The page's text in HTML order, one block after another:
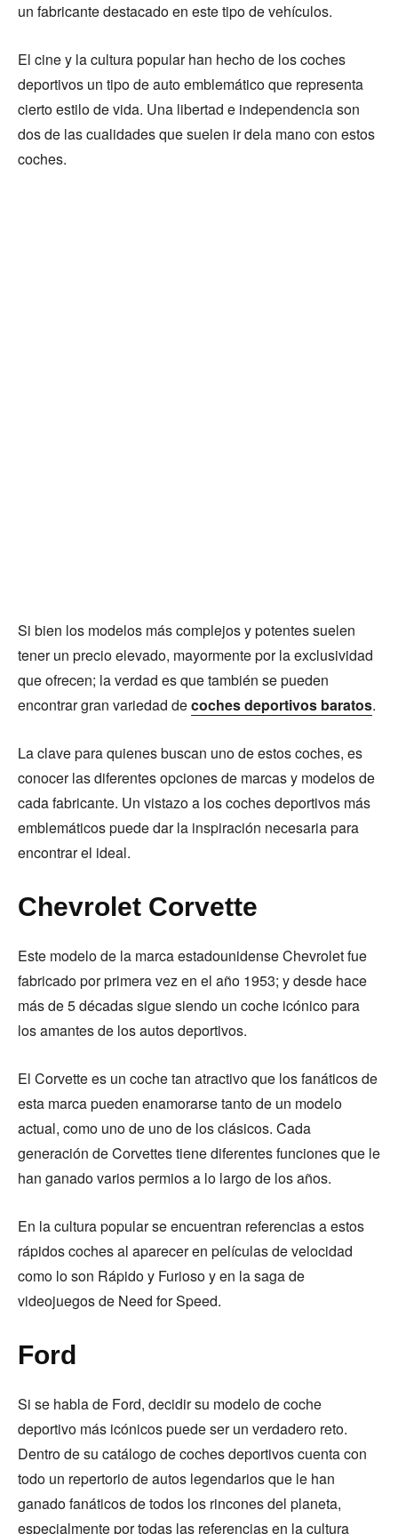
un fabricante destacado en este tipo de vehículos.
El cine y la cultura popular han hecho de los coches
deportivos un tipo de auto emblemático que representa
cierto estilo de vida. Una libertad e independencia son
dos de las cualidades que suelen ir dela mano con estos
coches.
Si bien los modelos más complejos y potentes suelen
tener un precio elevado, mayormente por la exclusividad
que ofrecen; la verdad es que también se pueden
encontrar gran variedad decoches deportivos baratos.
La clave para quienes buscan uno de estos coches, es
conocer las diferentes opciones de marcas y modelos de
cada fabricante. Un vistazo a los coches deportivos más
emblemáticos puede dar la inspiración necesaria para
encontrar el ideal.
Chevrolet Corvette
Este modelo de la marca estadounidense Chevrolet fue
fabricado por primera vez en el año 1953; y desde hace
más de 5 décadas sigue siendo un coche icónico para
los amantes de los autos deportivos.
El Corvette es un coche tan atractivo que los fanáticos de
esta marca pueden enamorarse tanto de un modelo
actual, como uno de uno de los clásicos. Cada
generación de Corvettes tiene diferentes funciones que le
han ganado varios permios a lo largo de los años.
En la cultura popular se encuentran referencias a estos
rápidos coches al aparecer en películas de velocidad
como lo son Rápido y Furioso y en la saga de
videojuegos de Need for Speed.
Ford
Si se habla de Ford, decidir su modelo de coche
deportivo más icónicos puede ser un verdadero reto.
Dentro de su catálogo de coches deportivos cuenta con
todo un repertorio de autos legendarios que le han
ganado fanáticos de todos los rincones del planeta,
especialmente por todas las referencias en la cultura